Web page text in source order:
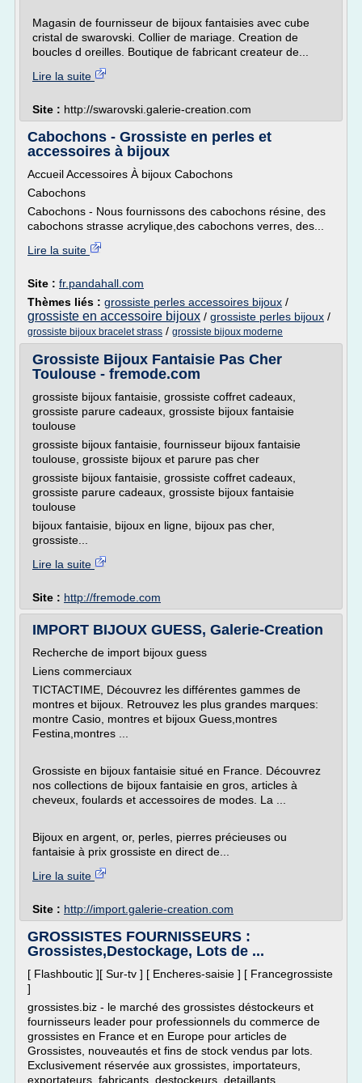
Magasin de fournisseur de bijoux fantaisies avec cube
cristal de swarovski. Collier de mariage. Creation de
boucles d oreilles. Boutique de fabricant createur de...
Lire la suite
Site : http://swarovski.galerie-creation.com
Cabochons - Grossiste en perles et
accessoires à bijoux
Accueil Accessoires À bijoux Cabochons
Cabochons
Cabochons - Nous fournissons des cabochons résine, des
cabochons strasse acrylique,des cabochons verres, des...
Lire la suite
Site : fr.pandahall.com
Thèmes liés : grossiste perles accessoires bijoux /
grossiste en accessoire bijoux / grossiste perles bijoux /
grossiste bijoux bracelet strass / grossiste bijoux moderne
Grossiste Bijoux Fantaisie Pas Cher
Toulouse - fremode.com
grossiste bijoux fantaisie, grossiste coffret cadeaux,
grossiste parure cadeaux, grossiste bijoux fantaisie
toulouse
grossiste bijoux fantaisie, fournisseur bijoux fantaisie
toulouse, grossiste bijoux et parure pas cher
grossiste bijoux fantaisie, grossiste coffret cadeaux,
grossiste parure cadeaux, grossiste bijoux fantaisie
toulouse
bijoux fantaisie, bijoux en ligne, bijoux pas cher,
grossiste...
Lire la suite
Site : http://fremode.com
IMPORT BIJOUX GUESS, Galerie-Creation
Recherche de import bijoux guess
Liens commerciaux
TICTACTIME, Découvrez les différentes gammes de
montres et bijoux. Retrouvez les plus grandes marques:
montre Casio, montres et bijoux Guess,montres
Festina,montres ...
Grossiste en bijoux fantaisie situé en France. Découvrez
nos collections de bijoux fantaisie en gros, articles à
cheveux, foulards et accessoires de modes. La ...
Bijoux en argent, or, perles, pierres précieuses ou
fantaisie à prix grossiste en direct de...
Lire la suite
Site : http://import.galerie-creation.com
GROSSISTES FOURNISSEURS :
Grossistes,Destockage, Lots de ...
[ Flashboutic ][ Sur-tv ] [ Encheres-saisie ] [ Francegrossiste
]
grossistes.biz - le marché des grossistes déstockeurs et
fournisseurs leader pour professionnels du commerce de
grossistes en France et en Europe pour articles de
Grossistes, nouveautés et fins de stock vendus par lots.
Exclusivement réservée aux grossistes, importateurs,
exportateurs, fabricants, destockeurs, detaillants,...